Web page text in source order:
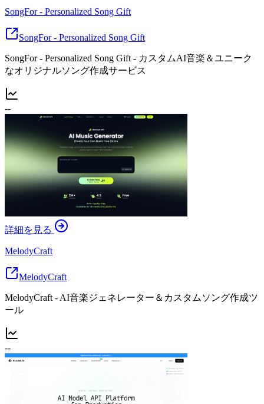
SongFor - Personalized Song Gift
SongFor - Personalized Song Gift
SongFor - Personalized Song Gift - カスタムAI音楽＆ユニーク
なオリジナルソング作成サービス
--
詳細を見る
MelodyCraft
MelodyCraft
MelodyCraft - AI音楽ジェネレーター＆カスタムソング作成ツ
ール
--